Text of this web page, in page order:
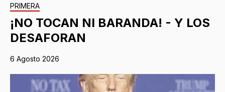
PRIMERA
¡NO TOCAN NI BARANDA! - Y LOS
DESAFORAN
6 Agosto 2026